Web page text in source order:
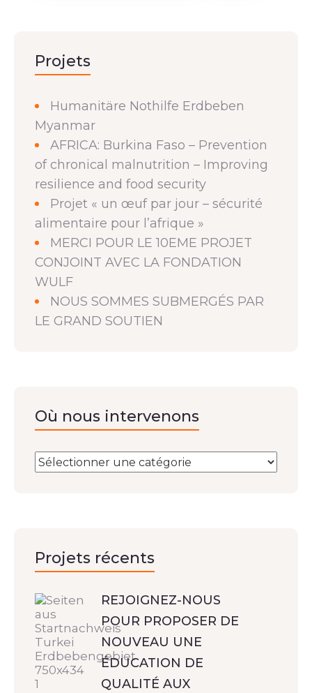
Projets
Humanitäre Nothilfe Erdbeben
Myanmar
AFRICA: Burkina Faso – Prevention
of chronical malnutrition – Improving
resilience and food security
Projet « un œuf par jour – sécurité
alimentaire pour l’afrique »
MERCI POUR LE 10EME PROJET
CONJOINT AVEC LA FONDATION
WULF
NOUS SOMMES SUBMERGÉS PAR
LE GRAND SOUTIEN
Où nous intervenons
Projets récents
REJOIGNEZ-NOUS
POUR PROPOSER DE
NOUVEAU UNE
ÉDUCATION DE
QUALITÉ AUX